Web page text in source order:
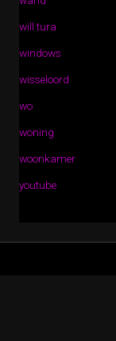
will tura
windows
wisseloord
wo
woning
woonkamer
youtube